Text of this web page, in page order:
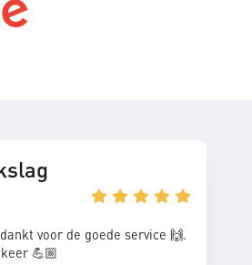
voor de goede service 🙌.
💪🏼